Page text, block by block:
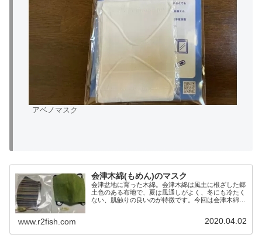
アベノマスク
会津木綿(もめん)のマスク
会津盆地に育った木綿。会津木綿は風土に根ざした郷
土色のある布地で、夏は風通しがよく、冬にも冷たく
ない、肌触りの良いのが特徴です。今回は会津木綿の
www.r2fish.com 2020.04.02